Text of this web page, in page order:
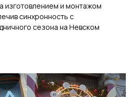
изготовлением и монтажом
синхронность с
сезона на Невском